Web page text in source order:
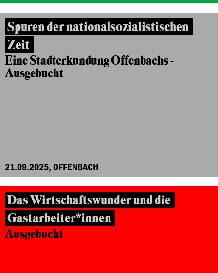
Spuren der nationalsozialistischen
Zeit
Eine Stadterkundung Offenbachs -
Ausgebucht
21.09.2025, OFFENBACH
Das Wirtschaftswunder und die
Gastarbeiter*innen
Ausgebucht